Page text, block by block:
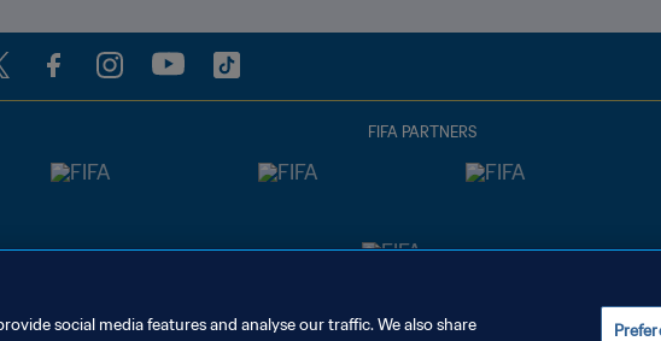
FIFA PARTNERS
social media features and analyse our traffic. We also share